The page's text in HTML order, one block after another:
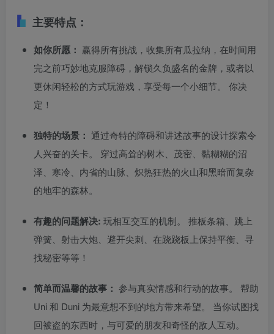
主要特点：
如你所愿： 赢得所有挑战，收集所有瓜拉纳，在时间用
完之前巧妙地克服障碍，解锁久负盛名的金牌，或者以
更休闲轻松的方式玩游戏，享受每一个小细节。 你决
定！
独特的场景： 通过奇特的障碍和讲述故事的设计探索令
人兴奋的关卡。 穿过高耸的树木、茂密、黏糊糊的沼
泽、寒冷、内省的山脉、炽热狂热的火山和黑暗而复杂
的地牢的森林。
有趣的问题解决: 玩相互交互的机制。 推板条箱、跳上
弹簧、射击大炮、避开尖刺、在跷跷板上保持平衡、寻
找秘密等等！
简单而温馨的故事： 参与真实情感和行动的故事。 帮助
Uni 和 Duni 为最意想不到的地方带来希望。 当你试图找
回被盗的东西时，与可爱的朋友和奇怪的敌人互动。